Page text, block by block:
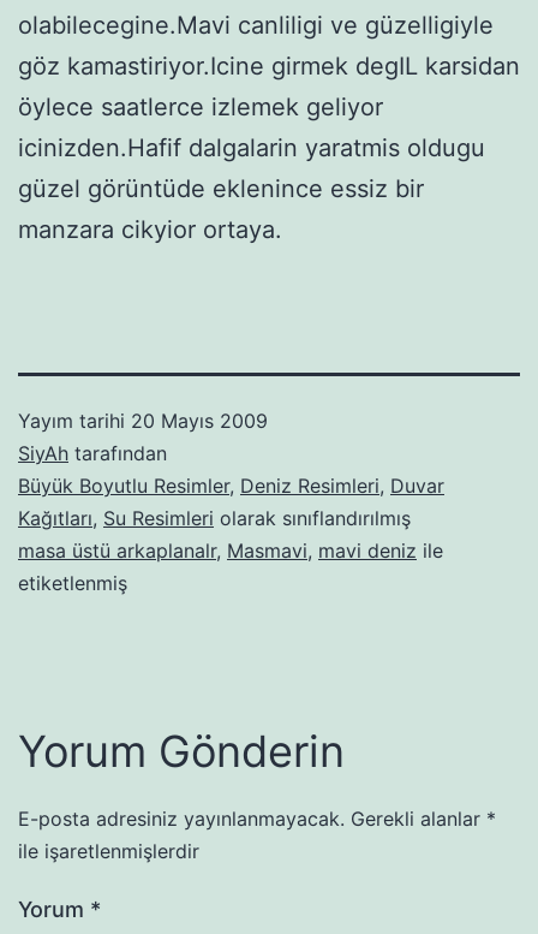
olabilecegine.Mavi canliligi ve güzelligiyle
göz kamastiriyor.Icine girmek degIL karsidan
öylece saatlerce izlemek geliyor
icinizden.Hafif dalgalarin yaratmis oldugu
güzel görüntüde eklenince essiz bir
manzara cikyior ortaya.
Yayım tarihi 20 Mayıs 2009
SiyAh tarafından
Büyük Boyutlu Resimler, Deniz Resimleri, Duvar
Kağıtları, Su Resimleri olarak sınıflandırılmış
masa üstü arkaplanalr, Masmavi, mavi deniz ile
etiketlenmiş
Yorum Gönderin
E-posta adresiniz yayınlanmayacak. Gerekli alanlar *
ile işaretlenmişlerdir
Yorum *